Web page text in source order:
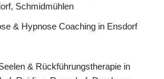
Schmidmühlen
& Hypnose Coaching in Ensdorf
& Rückführungstherapie in